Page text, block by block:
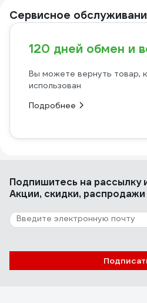
Сервисное
120 дней обмен и
Вы можете вернуть товар,
использован
Подробнее
Подпишитесь на рассылку
Акции, скидки,